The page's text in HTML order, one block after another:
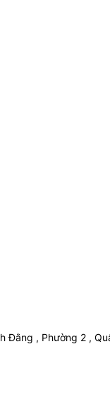
Đằng , Phường 2 ,